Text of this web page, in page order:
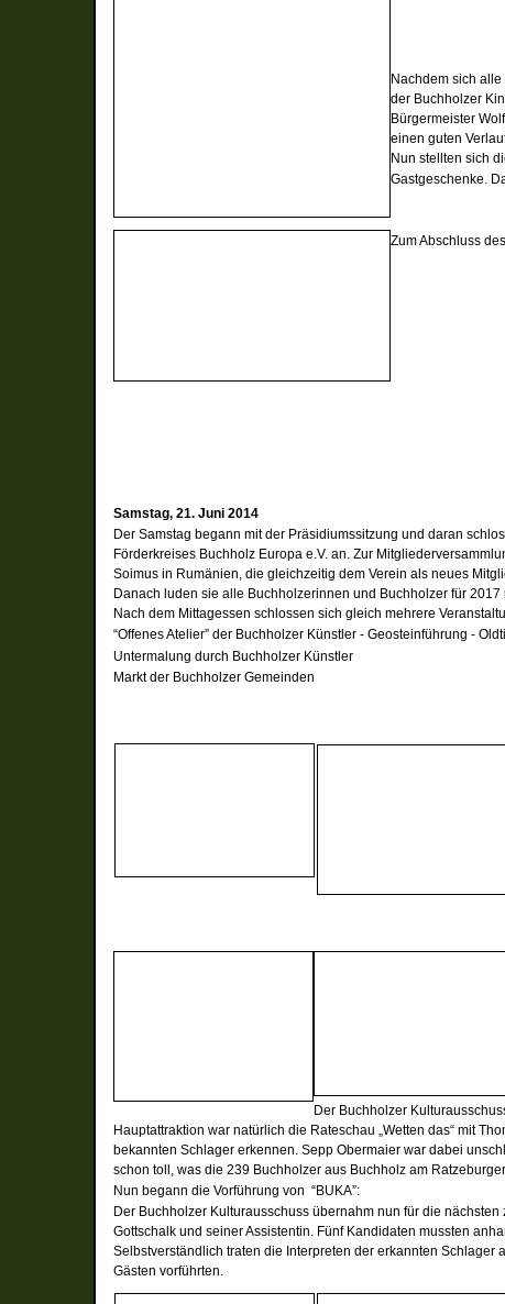
Nachdem sich
der Buchholzer
Bürgermeister
einen guten
Nun stellten sich
Gastgeschenke.
Zum Abschluss
Samstag, 21. Juni 2014
Der Samstag begann mit der Präsidiumssitzung und daran
Förderkreises Buchholz Europa e.V. an. Zur
Soimus in Rumänien, die gleichzeitig dem Verein als neues
Danach luden sie alle Buchholzerinnen und Buchholzer für
Nach dem Mittagessen schlossen sich gleich mehrere
“Offenes Atelier” der Buchholzer Künstler -Geosteinführung -
Untermalung durch Buchholzer Künstler
Markt der Buchholzer Gemeinden
Der Buchholzer
Hauptattraktion war natürlich die Rateschau „Wetten das“ mit
bekannten Schlager erkennen. Sepp Obermaier war dabei
schon toll, was die 239 Buchholzer aus Buchholz am
Nun begann die Vorführung von “BUKA”:
Der Buchholzer Kulturausschuss übernahm nun für die
Gottschalk und seiner Assistentin. Fünf Kandidaten mussten
Selbstverständlich traten die Interpreten der erkannten
Gästen vorführten.